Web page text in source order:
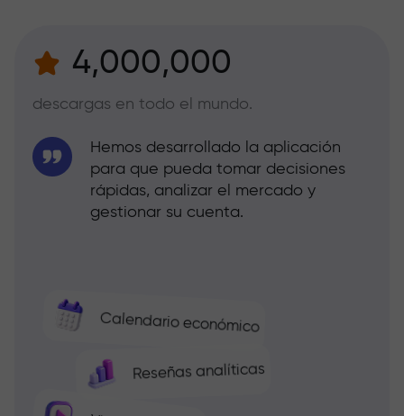
4,000,000
descargas en todo el mundo.
Calendario económico
Reseñas analíticas
Hemos desarrollado la aplicación
para que pueda tomar decisiones
rápidas, analizar el mercado y
gestionar su cuenta.